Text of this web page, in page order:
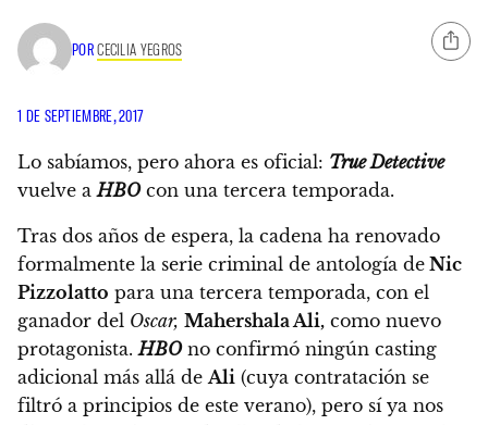
PORCECILIA YEGROS
1 DE SEPTIEMBRE, 2017
Lo sabíamos, pero ahora es oficial: True Detective
vuelve aHBOcon una tercera temporada.
Tras dos años de espera, la cadena ha renovado
formalmente la serie criminal de antología de Nic
Pizzolatto para una tercera temporada, con el
ganador del Oscar, Mahershala Ali, como nuevo
protagonista. HBOno confirmó ningún casting
adicional más allá deAli (cuya contratación se
filtró a principios de este verano), pero sí ya nos